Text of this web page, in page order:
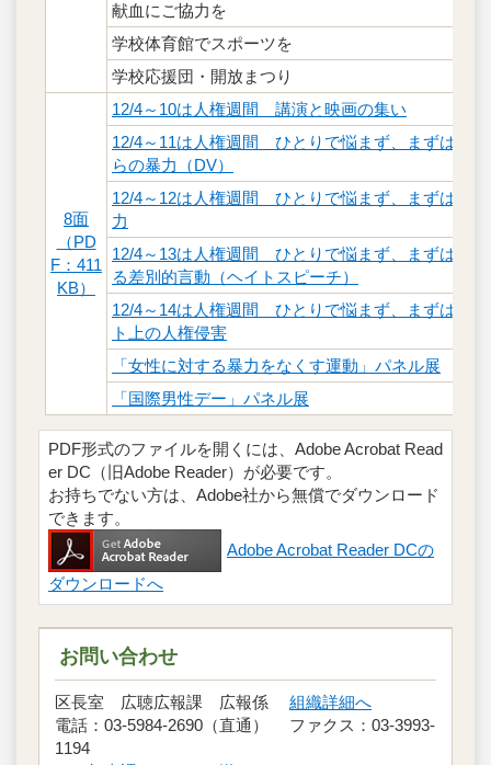
献血にご協力を
学校体育館でスポーツを
学校応援団・開放まつり
8面
（PD
F：411
KB）
12/4～10は人権週間 講演と映画の集い
12/4～11は人権週間 ひとりで悩まず、まずは相
らの暴力（DV）
12/4～12は人権週間 ひとりで悩まず、まずは相
力
12/4～13は人権週間 ひとりで悩まず、まずは相
る差別的言動（ヘイトスピーチ）
12/4～14は人権週間 ひとりで悩まず、まずは相
ト上の人権侵害
「女性に対する暴力をなくす運動」パネル展
「国際男性デー」パネル展
PDF形式のファイルを開くには、Adobe Acrobat Read
er DC（旧Adobe Reader）が必要です。
お持ちでない方は、Adobe社から無償でダウンロード
できます。
Adobe Acrobat Reader DCの
ダウンロードへ
お問い合わせ
区長室 広聴広報課 広報係 組織詳細へ
電話：03-5984-2690（直通） ファクス：03-3993-
1194